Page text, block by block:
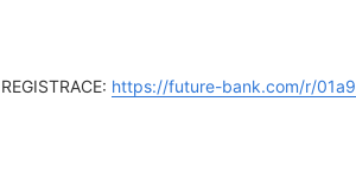
REGISTRACE: https://future-bank.com/r/